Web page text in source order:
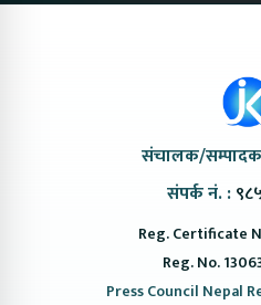
संचालक/
संपर्क नं. :
Reg. Certificate
Reg. No.
Press Council Nepal